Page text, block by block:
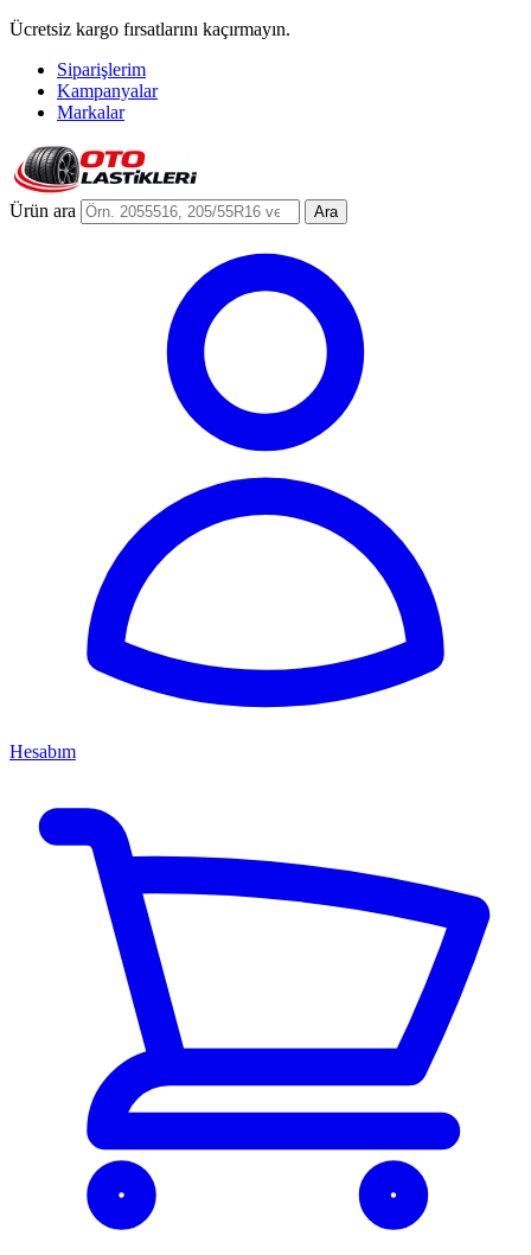
Ücretsiz kargo fırsatlarını kaçırmayın.
Siparişlerim
Kampanyalar
Markalar
Ürün ara Ara
Hesabım